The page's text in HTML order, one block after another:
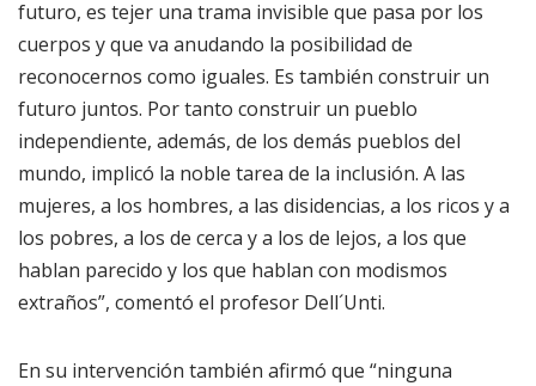
futuro, es tejer una trama invisible que pasa por los
cuerpos y que va anudando la posibilidad de
reconocernos como iguales. Es también construir un
futuro juntos. Por tanto construir un pueblo
independiente, además, de los demás pueblos del
mundo, implicó la noble tarea de la inclusión. A las
mujeres, a los hombres, a las disidencias, a los ricos y a
los pobres, a los de cerca y a los de lejos, a los que
hablan parecido y los que hablan con modismos
extraños”, comentó el profesor Dell´Unti.
En su intervención también afirmó que “ninguna